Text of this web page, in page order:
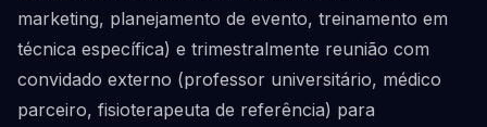
marketing, planejamento de evento, treinamento em
técnica específica) e trimestralmente reunião com
convidado externo (professor universitário, médico
parceiro, fisioterapeuta de referência) para